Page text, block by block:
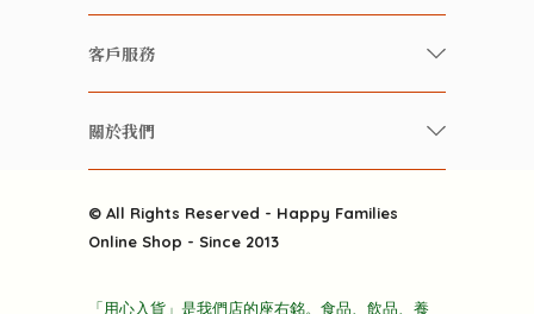
有機 / 無添加飲品
養生保健好東西
酒類
雜貨部
折上折大特價
快樂家庭 飲食雜誌
雲南搜食記
粒粒皆辛苦
快樂電視台
客戶服務
常見問題
關於我們
送貨
© All Rights Reserved - Happy Families
Online Shop - Since 2013
「用心入貨」是我們店的座右銘。食品、飲品、養